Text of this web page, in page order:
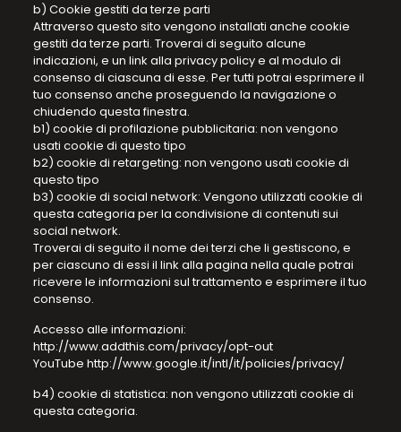
b) Cookie gestiti da terze parti
Attraverso questo sito vengono installati anche cookie
gestiti da terze parti. Troverai di seguito alcune
indicazioni, e un link alla privacy policy e al modulo di
consenso di ciascuna di esse. Per tutti potrai esprimere il
tuo consenso anche proseguendo la navigazione o
chiudendo questa finestra.
b1) cookie di profilazione pubblicitaria: non vengono
usati cookie di questo tipo
b2) cookie di retargeting: non vengono usati cookie di
questo tipo
b3) cookie di social network: Vengono utilizzati cookie di
questa categoria per la condivisione di contenuti sui
social network.
Troverai di seguito il nome dei terzi che li gestiscono, e
per ciascuno di essi il link alla pagina nella quale potrai
ricevere le informazioni sul trattamento e esprimere il tuo
consenso.
Accesso alle informazioni:
http://www.addthis.com/privacy/opt-out
YouTube http://www.google.it/intl/it/policies/privacy/
b4) cookie di statistica: non vengono utilizzati cookie di
questa categoria.